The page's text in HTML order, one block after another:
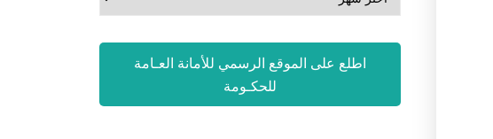
اطلع على الموقع الرسمي للأمانة العـامة
للحكـومة